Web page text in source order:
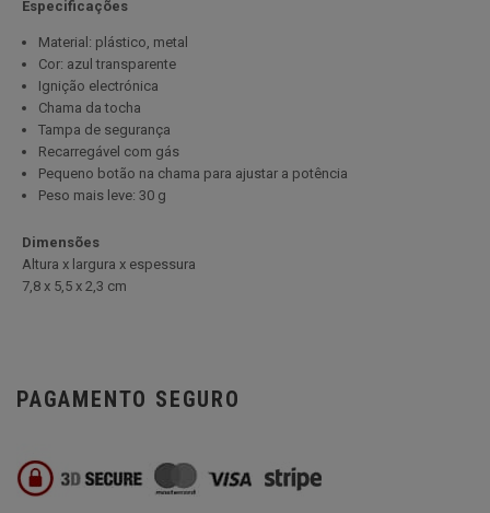
Especificações
Material: plástico, metal
Cor: azul transparente
Ignição electrónica
Chama da tocha
Tampa de segurança
Recarregável com gás
Pequeno botão na chama para ajustar a potência
Peso mais leve: 30 g
Dimensões
Altura x largura x espessura
7,8 x 5,5 x 2,3 cm
PAGAMENTO SEGURO